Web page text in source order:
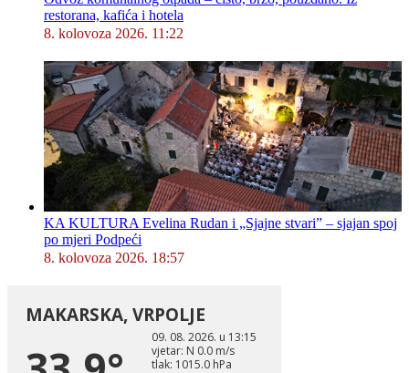
restorana, kafića i hotela
8. kolovoza 2026. 11:22
KA KULTURA Evelina Rudan i „Sjajne stvari” – sjajan spoj
po mjeri Podpeći
8. kolovoza 2026. 18:57